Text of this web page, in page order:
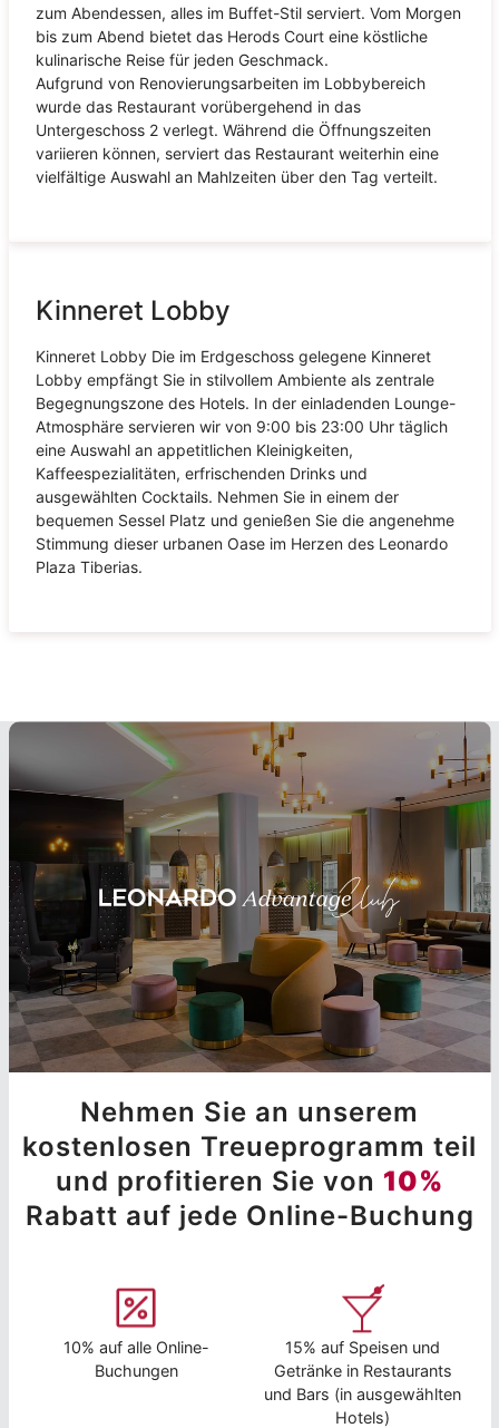
zum Abendessen, alles im Buffet-Stil serviert. Vom Morgen
bis zum Abend bietet das Herods Court eine köstliche
kulinarische Reise für jeden Geschmack.
Aufgrund von Renovierungsarbeiten im Lobbybereich
wurde das Restaurant vorübergehend in das
Untergeschoss 2 verlegt. Während die Öffnungszeiten
variieren können, serviert das Restaurant weiterhin eine
vielfältige Auswahl an Mahlzeiten über den Tag verteilt.
Kinneret Lobby
Kinneret Lobby Die im Erdgeschoss gelegene Kinneret
Lobby empfängt Sie in stilvollem Ambiente als zentrale
Begegnungszone des Hotels. In der einladenden Lounge-
Atmosphäre servieren wir von 9:00 bis 23:00 Uhr täglich
eine Auswahl an appetitlichen Kleinigkeiten,
Kaffeespezialitäten, erfrischenden Drinks und
ausgewählten Cocktails. Nehmen Sie in einem der
bequemen Sessel Platz und genießen Sie die angenehme
Stimmung dieser urbanen Oase im Herzen des Leonardo
Plaza Tiberias.
Nehmen Sie an unserem
kostenlosen Treueprogramm teil
und profitieren Sie von 10%
Rabatt auf jede Online-Buchung
10% auf alle Online-
Buchungen
15% auf Speisen und
Getränke in Restaurants
und Bars (in ausgewählten
Hotels)